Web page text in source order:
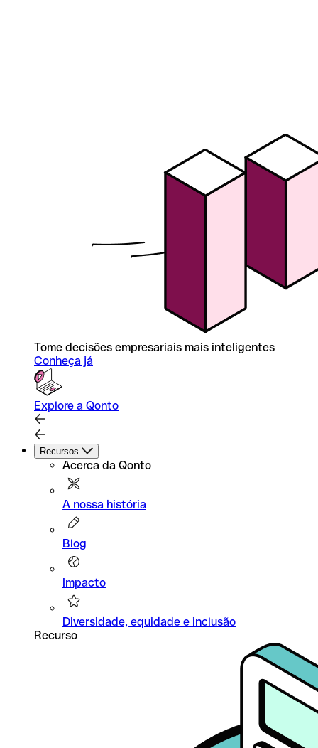
Tome decisões empresariais mais inteligentes
Conheça já
Explore a Qonto
Recursos
Acerca da Qonto
A nossa história
Blog
Impacto
Diversidade, equidade e inclusão
Recurso